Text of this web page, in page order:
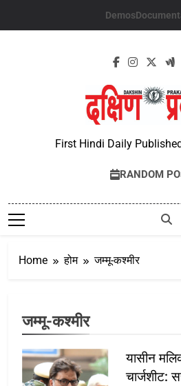
Demos
First Hindi Daily
RANDOM
Home होम जम्मू-कश्मीर
जम्मू-कश्मीर
यासीन
चार्जशीट: